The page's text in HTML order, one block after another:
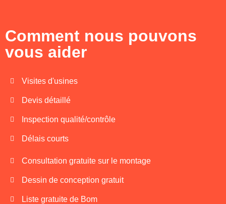
Comment nous pouvons
vous aider
Visites d'usines
Devis détaillé
Inspection qualité/contrôle
Délais courts
Consultation gratuite sur le montage
Dessin de conception gratuit
Liste gratuite de Bom